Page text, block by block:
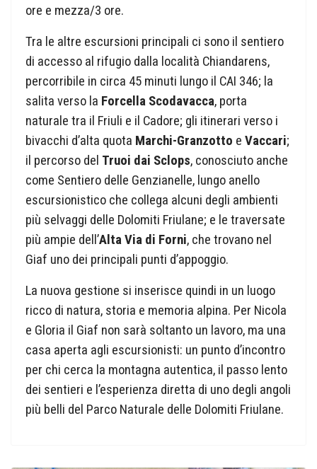
ore e mezza/3 ore.
Tra le altre escursioni principali ci sono il sentiero
di accesso al rifugio dalla località Chiandarens,
percorribile in circa 45 minuti lungo il CAI 346; la
salita verso la Forcella Scodavacca, porta
naturale tra il Friuli e il Cadore; gli itinerari verso i
bivacchi d’alta quota Marchi-Granzotto e Vaccari;
il percorso del Truoi dai Sclops, conosciuto anche
come Sentiero delle Genzianelle, lungo anello
escursionistico che collega alcuni degli ambienti
più selvaggi delle Dolomiti Friulane; e le traversate
più ampie dell’Alta Via di Forni, che trovano nel
Giaf uno dei principali punti d’appoggio.
La nuova gestione si inserisce quindi in un luogo
ricco di natura, storia e memoria alpina. Per Nicola
e Gloria il Giaf non sarà soltanto un lavoro, ma una
casa aperta agli escursionisti: un punto d’incontro
per chi cerca la montagna autentica, il passo lento
dei sentieri e l’esperienza diretta di uno degli angoli
più belli del Parco Naturale delle Dolomiti Friulane.